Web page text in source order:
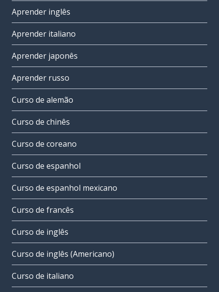
Aprender inglês
Aprender italiano
Aprender japonês
Aprender russo
Curso de alemão
Curso de chinês
Curso de coreano
Curso de espanhol
Curso de espanhol mexicano
Curso de francês
Curso de inglês
Curso de inglês (Americano)
Curso de italiano